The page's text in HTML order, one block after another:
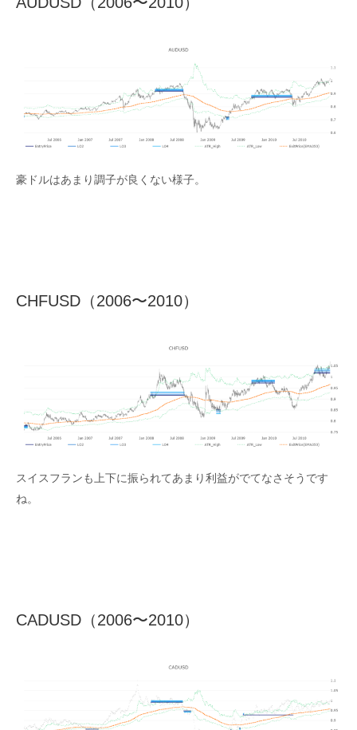
豪ドルはあまり調子が良くない様子。
CHFUSD（2006〜2010）
スイスフランも上下に振られてあまり利益がでてなさそうです
ね。
CADUSD（2006〜2010）